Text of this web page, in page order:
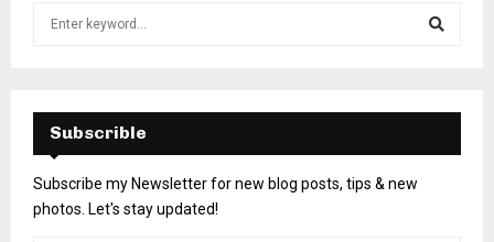
Subscrible
Subscribe my Newsletter for new blog posts, tips & new
photos. Let's stay updated!